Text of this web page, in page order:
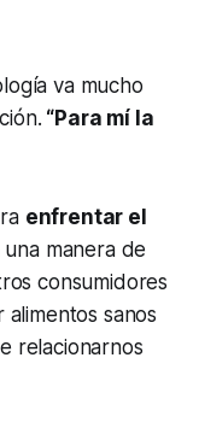
va mucho
“Para mí la
enfrentar el
manera de
consumidores
sanos
relacionarnos